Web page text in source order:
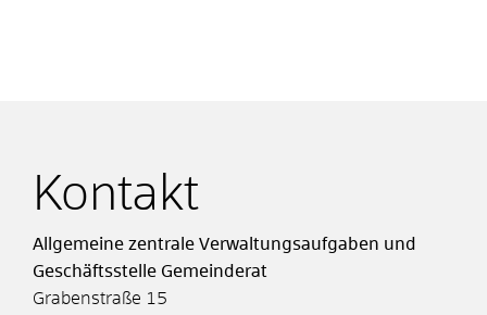
Kontakt
Allgemeine zentrale Verwaltungsaufgaben und
Geschäftsstelle Gemeinderat
Grabenstraße 15